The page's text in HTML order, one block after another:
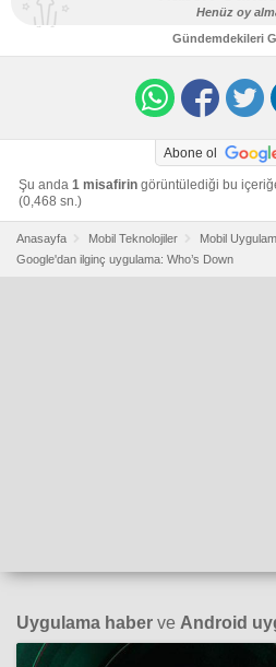
Henüz oy
Gündemdekileri
Abone ol
Şu anda 1 misafirin görüntülediği bu
(0,468 sn.)
Anasayfa Mobil Teknolojiler
Mobil
Google'dan ilginç uygulama: Who’s Down
Uygulama haber ve Android